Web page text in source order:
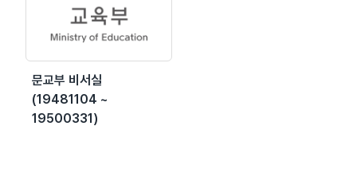
문교부 비서실
(19481104 ~
19500331)